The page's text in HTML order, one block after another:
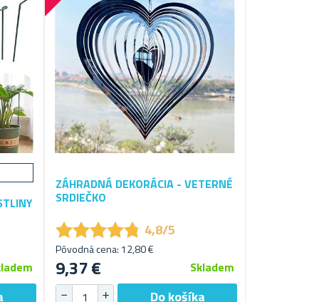
ZÁHRADNÁ DEKORÁCIA - VETERNÉ
SRDIEČKO
★★★★★
★★★★★ 4,8/5
Pôvodná cena: 12,80 €
9,37 € Skladem